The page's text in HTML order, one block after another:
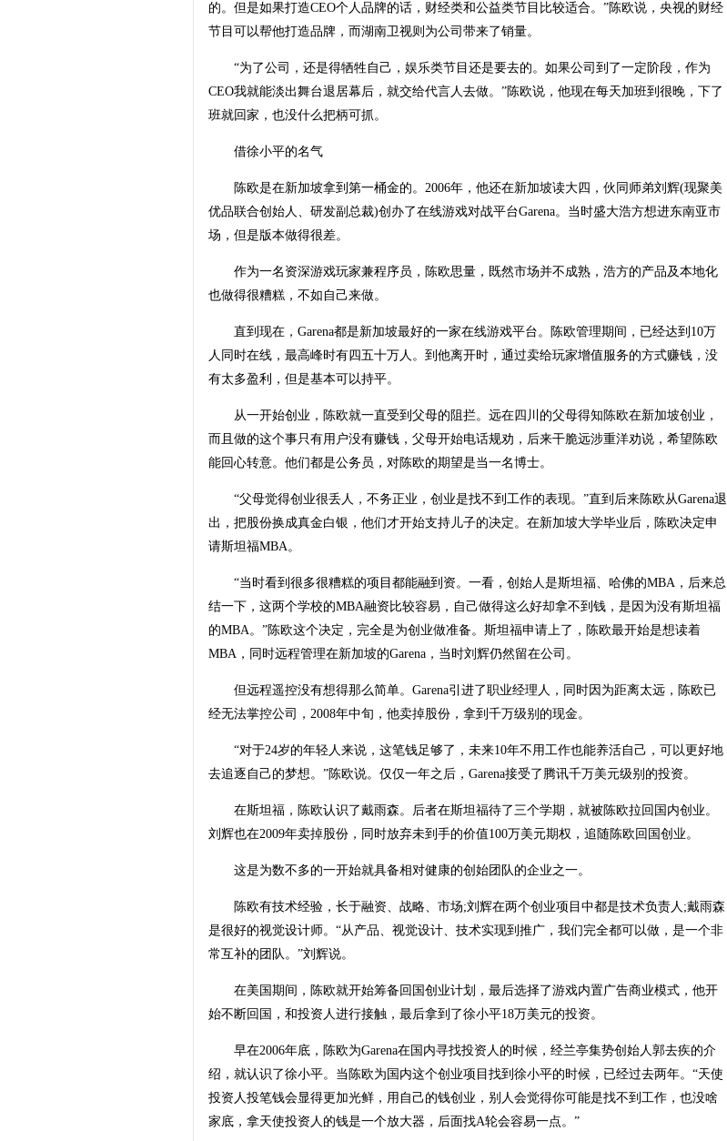
的。但是如果打造CEO个人品牌的话，财经类和公益类节目比较适合。”陈欧说，央视的财经
节目可以帮他打造品牌，而湖南卫视则为公司带来了销量。
“为了公司，还是得牺牲自己，娱乐类节目还是要去的。如果公司到了一定阶段，作为
CEO我就能淡出舞台退居幕后，就交给代言人去做。”陈欧说，他现在每天加班到很晚，下了
班就回家，也没什么把柄可抓。
借徐小平的名气
陈欧是在新加坡拿到第一桶金的。2006年，他还在新加坡读大四，伙同师弟刘辉(现聚美
优品联合创始人、研发副总裁)创办了在线游戏对战平台Garena。当时盛大浩方想进东南亚市
场，但是版本做得很差。
作为一名资深游戏玩家兼程序员，陈欧思量，既然市场并不成熟，浩方的产品及本地化
也做得很糟糕，不如自己来做。
直到现在，Garena都是新加坡最好的一家在线游戏平台。陈欧管理期间，已经达到10万
人同时在线，最高峰时有四五十万人。到他离开时，通过卖给玩家增值服务的方式赚钱，没
有太多盈利，但是基本可以持平。
从一开始创业，陈欧就一直受到父母的阻拦。远在四川的父母得知陈欧在新加坡创业，
而且做的这个事只有用户没有赚钱，父母开始电话规劝，后来干脆远涉重洋劝说，希望陈欧
能回心转意。他们都是公务员，对陈欧的期望是当一名博士。
“父母觉得创业很丢人，不务正业，创业是找不到工作的表现。”直到后来陈欧从Garena退
出，把股份换成真金白银，他们才开始支持儿子的决定。在新加坡大学毕业后，陈欧决定申
请斯坦福MBA。
“当时看到很多很糟糕的项目都能融到资。一看，创始人是斯坦福、哈佛的MBA，后来总
结一下，这两个学校的MBA融资比较容易，自己做得这么好却拿不到钱，是因为没有斯坦福
的MBA。”陈欧这个决定，完全是为创业做准备。斯坦福申请上了，陈欧最开始是想读着
MBA，同时远程管理在新加坡的Garena，当时刘辉仍然留在公司。
但远程遥控没有想得那么简单。Garena引进了职业经理人，同时因为距离太远，陈欧已
经无法掌控公司，2008年中旬，他卖掉股份，拿到千万级别的现金。
“对于24岁的年轻人来说，这笔钱足够了，未来10年不用工作也能养活自己，可以更好地
去追逐自己的梦想。”陈欧说。仅仅一年之后，Garena接受了腾讯千万美元级别的投资。
在斯坦福，陈欧认识了戴雨森。后者在斯坦福待了三个学期，就被陈欧拉回国内创业。
刘辉也在2009年卖掉股份，同时放弃未到手的价值100万美元期权，追随陈欧回国创业。
这是为数不多的一开始就具备相对健康的创始团队的企业之一。
陈欧有技术经验，长于融资、战略、市场;刘辉在两个创业项目中都是技术负责人;戴雨森
是很好的视觉设计师。“从产品、视觉设计、技术实现到推广，我们完全都可以做，是一个非
常互补的团队。”刘辉说。
在美国期间，陈欧就开始筹备回国创业计划，最后选择了游戏内置广告商业模式，他开
始不断回国，和投资人进行接触，最后拿到了徐小平18万美元的投资。
早在2006年底，陈欧为Garena在国内寻找投资人的时候，经兰亭集势创始人郭去疾的介
绍，就认识了徐小平。当陈欧为国内这个创业项目找到徐小平的时候，已经过去两年。“天使
投资人投笔钱会显得更加光鲜，用自己的钱创业，别人会觉得你可能是找不到工作，也没啥
家底，拿天使投资人的钱是一个放大器，后面找A轮会容易一点。”